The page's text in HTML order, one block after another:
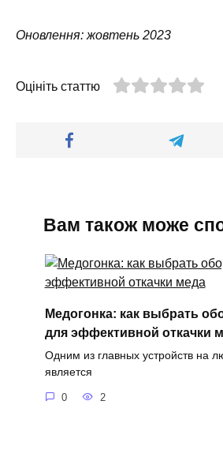
Оновлення: жовтень 2023
Оцініть статтю
Вам також може
Медогонка: как выбрать
для эффективной откачки
Одним из главных устройств на
является
0 2